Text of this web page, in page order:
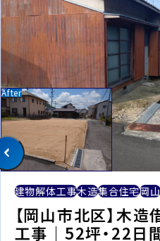
建物解体工事木造集合住宅岡山
【岡山市北区】木
工事｜52坪・22日